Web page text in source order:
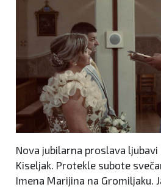
Nova jubilarna proslava
Kiseljak. Protekle subote
Imena Marijina na Gromiljaku.